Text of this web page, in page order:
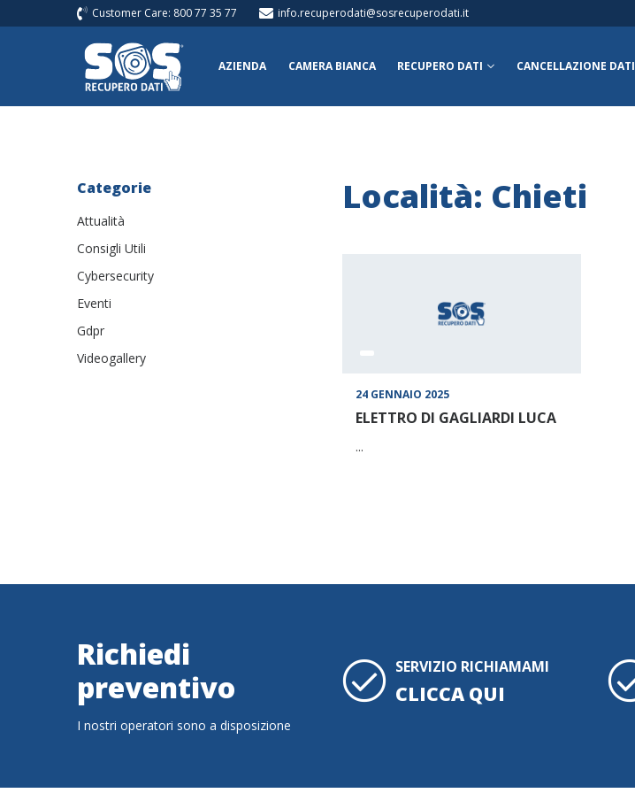
Customer Care: 800 77 35 77 info.recuperodati@sosrecuperodati.it
AZIENDA CAMERA BIANCA RECUPERO DATI CANCELLAZIONE DATI
Categorie
Attualità
Consigli Utili
Cybersecurity
Eventi
Gdpr
Videogallery
Località: Chieti
24 GENNAIO 2025
ELETTRO DI GAGLIARDI LUCA
...
Richiedi
preventivo
I nostri operatori sono a disposizione
SERVIZIO RICHIAMAMI
CLICCA QUI